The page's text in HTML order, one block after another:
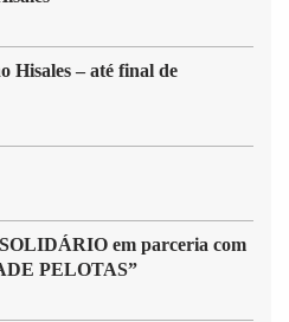
Hisales – até final de
em parceria com
PELOTAS”